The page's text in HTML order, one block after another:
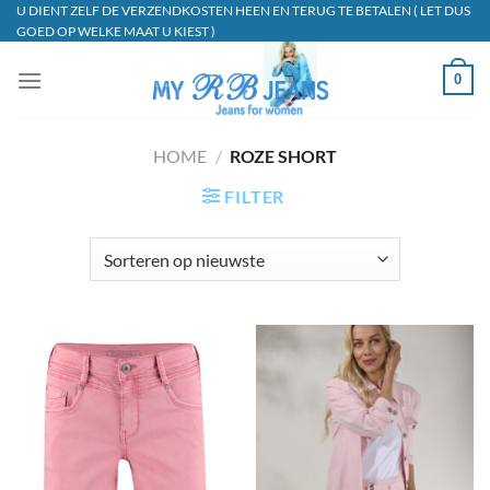
Ga
naar
U DIENT ZELF DE VERZENDKOSTEN HEEN EN TERUG TE BETALEN ( LET DUS
GOED OP WELKE MAAT U KIEST )
0
HOME / ROZE SHORT
FILTER